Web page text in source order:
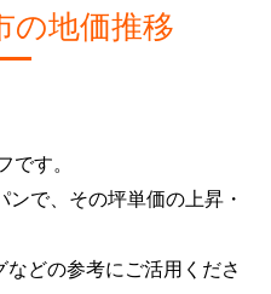
の地価推移
す。
で、その坪単価の上昇・
どの参考にご活用くださ